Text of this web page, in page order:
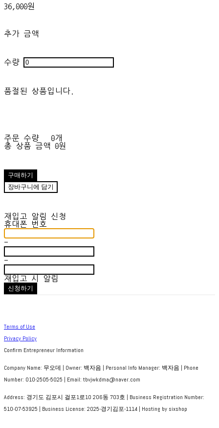
36,000원
추가 금액
수량
품절된 상품입니다.
주문 수량
0개
총 상품 금액
0원
구매하기
장바구니에 담기
재입고 알림 신청
휴대폰 번호
-
-
재입고 시 알림
신청하기
Terms of Use
Privacy Policy
Confirm Entrepreneur Information
Company Name: 무오데 | Owner: 백자음 | Personal Info Manager: 백자음 | Phone
Number: 010-2505-5025 | Email: tbvjwkdma@naver.com
Address: 경기도 김포시 걸포1로10 206동 703호 | Business Registration Number:
510-07-53925 | Business License: 2025-경기김포-1114 | Hosting by sixshop